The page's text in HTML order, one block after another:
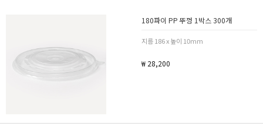
180파이 PP 뚜껑 1박스 300개
지름 186 x 높이 10mm
₩ 28,200